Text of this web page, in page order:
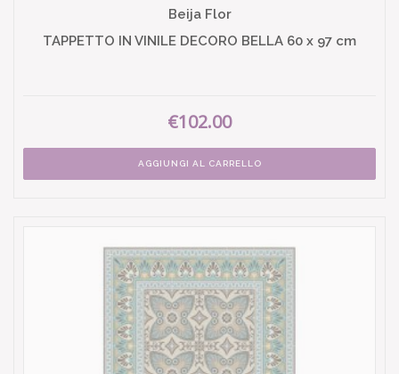
Beija Flor
TAPPETTO IN VINILE DECORO BELLA 60 x 97 cm
€102.00
AGGIUNGI AL CARRELLO